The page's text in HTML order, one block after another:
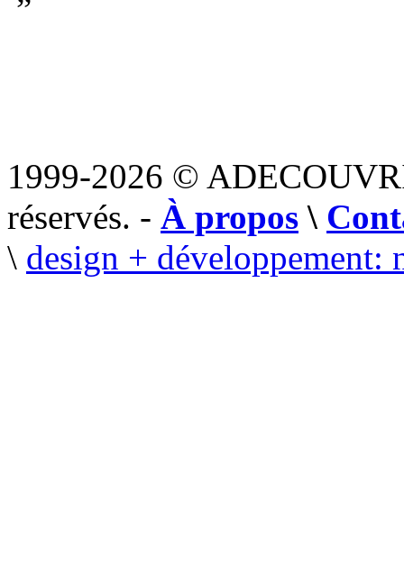
”
1999-2026 ©
réservés. - À propos \
\ design + développement: